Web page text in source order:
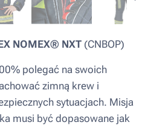
NOMEX® NXT (CNBOP)
polegać na swoich
zimną krew i
sytuacjach. Misja
musi być dopasowane jak